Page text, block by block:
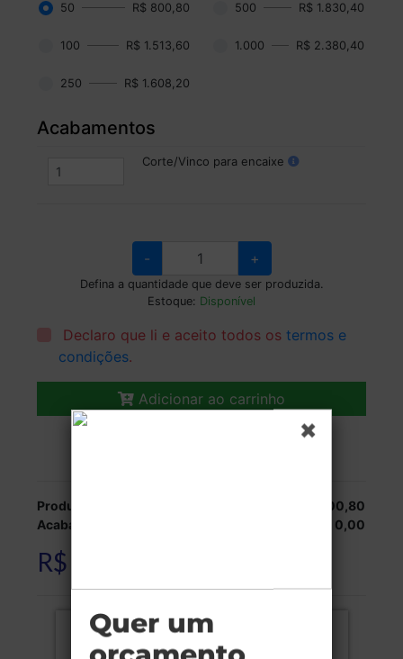
50 R$ 800,80 500 R$ 1.830,40
100 R$ 1.513,60 1.000 R$ 2.380,40
250 R$ 1.608,20
Acabamentos
Corte/Vinco para encaixe
- +
Defina a quantidade que deve ser produzida.
Estoque: Disponível
Declaro que li e aceito todos ostermos e
condições.
Adicionar ao carrinho
Veja as opções de entrega.
Produção:
R$ 800,80
Acabamentos:
R$ 0,00
R$ 800,80